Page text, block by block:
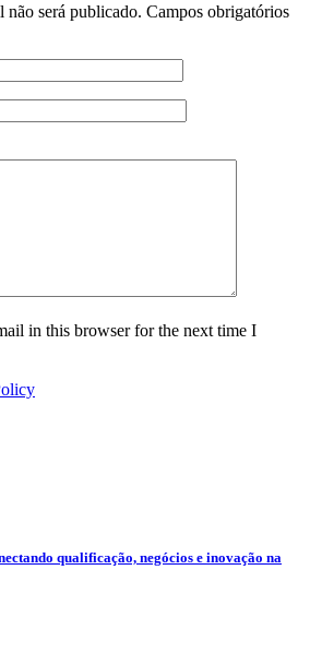
não será publicado. Campos obrigatórios
in this browser for the next time I
qualificação, negócios e inovação na